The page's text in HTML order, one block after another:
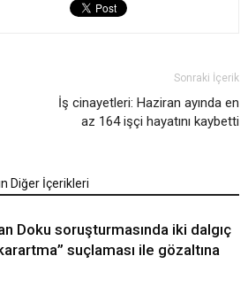
Sonraki İçerik
İş cinayetleri: Haziran ayında en
az 164 işçi hayatını kaybetti
Diğer İçerikleri
Doku soruşturmasında iki dalgıç
suçlaması ile gözaltına